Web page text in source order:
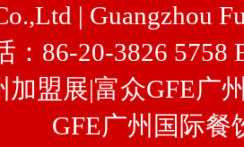
| Guangzhou
：86-20-3826 5758
加盟展|富众GFE广
GFE广州国际餐